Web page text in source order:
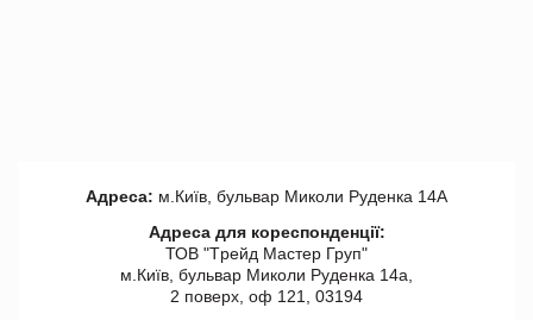
Адреса: м.Київ, бульвар Миколи Руденка 14А
Адреса для кореспонденції:
ТОВ "Tрейд Мастер Груп"
м.Київ, бульвар Миколи Руденка 14а,
2 поверх, оф 121, 03194